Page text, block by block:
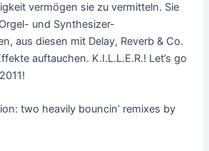
vermögen sie zu vermitteln. Sie
und Synthesizer-
aus diesen mit Delay, Reverb & Co.
auftauchen. K.I.L.L.E.R.! Let’s go
two heavily bouncin’ remixes by